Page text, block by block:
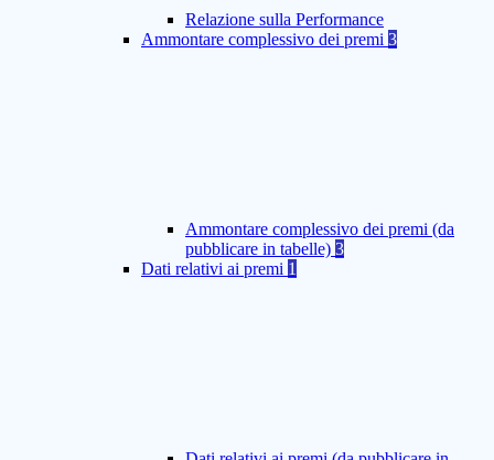
Relazione sulla Performance
Ammontare complessivo dei premi 3
Ammontare complessivo dei premi (da
pubblicare in tabelle) 3
Dati relativi ai premi 1